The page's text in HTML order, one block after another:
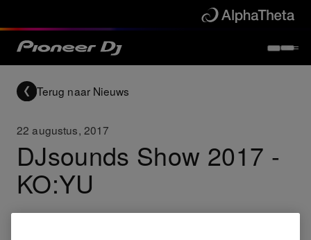
Terug naar Nieuws
22 augustus, 2017
DJsounds Show 2017 -
KO:YU